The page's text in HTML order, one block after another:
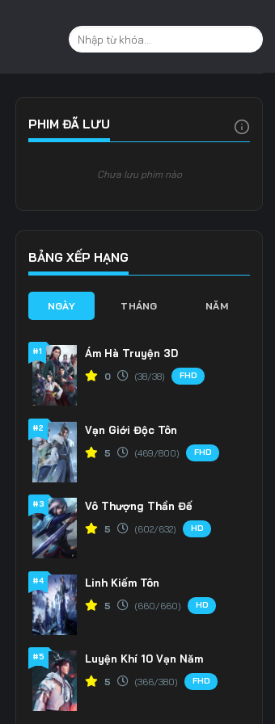
PHIM ĐÃ LƯU
Chưa lưu phim nào
BẢNG XẾP HẠNG
NGÀY THÁNG NĂM
#1 Ám Hà Truyện 3D
0 (38/38) FHD
#2 Vạn Giới Độc Tôn
5 (469/800) FHD
#3 Vô Thượng Thần Đế
5 (602/632) HD
#4 Linh Kiếm Tôn
5 (660/660) HD
#5 Luyện Khí 10 Vạn Năm
5 (366/380) FHD